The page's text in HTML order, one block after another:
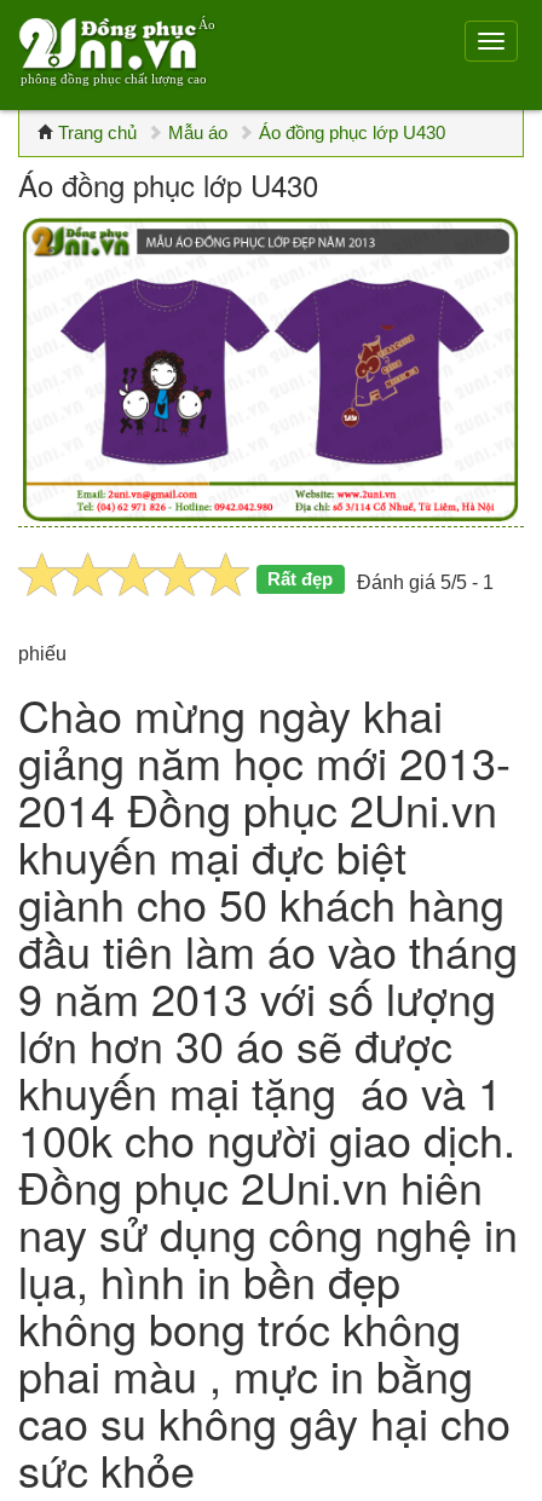
Áo
phông đồng phục chất lượng cao
Trang chủ Mẫu áo Áo đồng phục lớp U430
Áo đồng phục lớp U430
Rất đẹp Đánh giá 5/5 - 1
phiếu
Chào mừng ngày khai
giảng năm học mới 2013-
2014 Đồng phục 2Uni.vn
khuyến mại đực biệt
giành cho 50 khách hàng
đầu tiên làm áo vào tháng
9 năm 2013 với số lượng
lớn hơn 30 áo sẽ được
khuyến mại tặng áo và 1
100k cho người giao dịch.
Đồng phục 2Uni.vn hiên
nay sử dụng công nghệ in
lụa, hình in bền đẹp
không bong tróc không
phai màu , mực in bằng
cao su không gây hại cho
sức khỏe